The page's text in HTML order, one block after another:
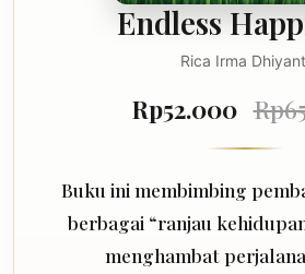
Endless
Rica Irma
Rp52.000
Buku ini membimbing
berbagai “ranjau
menghambat